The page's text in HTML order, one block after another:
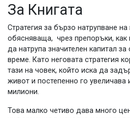
За Книгата
Стратегия за бързо натрупване на
обясняваща, чрез препоръки,
да натрупа значителен капитал за
време. Като неговата стратегия
тази на човек, който иска да
живот и постепенно го увеличава
милиони.
Това малко четиво дава много